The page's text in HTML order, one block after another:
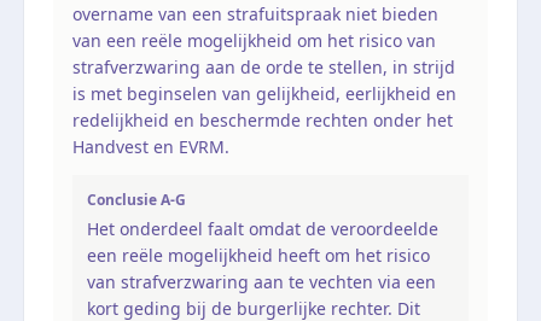
overname van een strafuitspraak niet bieden
van een reële mogelijkheid om het risico van
strafverzwaring aan de orde te stellen, in strijd
is met beginselen van gelijkheid, eerlijkheid en
redelijkheid en beschermde rechten onder het
Handvest en EVRM.
Conclusie A-G
Het onderdeel faalt omdat de veroordeelde
een reële mogelijkheid heeft om het risico
van strafverzwaring aan te vechten via een
kort geding bij de burgerlijke rechter. Dit